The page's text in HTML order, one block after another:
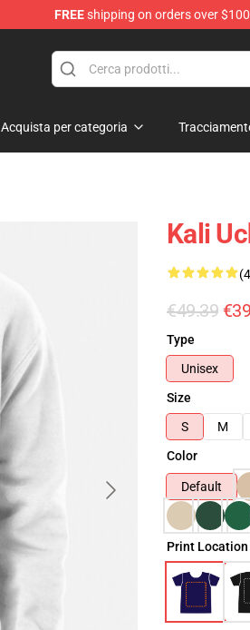
FREEshipping on orders over $100
Acquista per categoria
Kali
€49.39
Type
Unisex
Size
S
M
Color
Default
Print Location